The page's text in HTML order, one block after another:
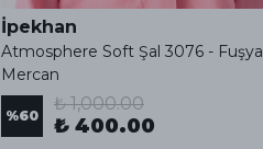
İpekhan
Atmosphere Soft Şal 3076 - Fuşya
Mercan
%60
₺ 1,000.00
₺ 400.00